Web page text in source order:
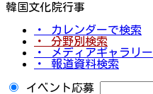
韓国文化院行事
・ カレンダーで検索
・ 分野別検索
・ メディアギャラリー
・ 報道資料検索
イベント応募